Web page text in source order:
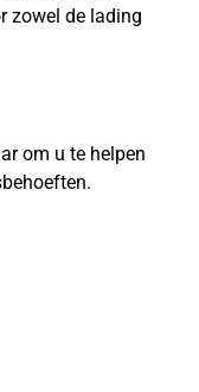
zowel de lading
om u te helpen